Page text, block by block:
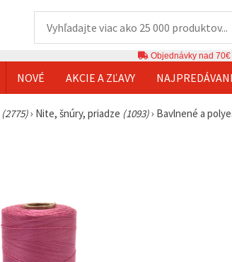
Objednávky nad 70€
NOVÉ AKCIE A ZĽAVY
(2775)› Nite, šnúry, priadze (1093)› Bavlnené a